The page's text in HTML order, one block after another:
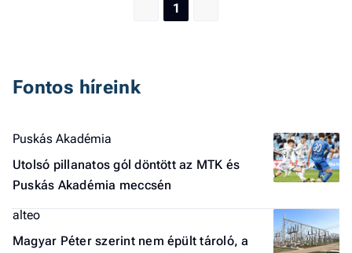
1
Fontos híreink
Puskás Akadémia
Utolsó pillanatos gól döntött az MTK és
Puskás Akadémia meccsén
alteo
Magyar Péter szerint nem épült tároló, a